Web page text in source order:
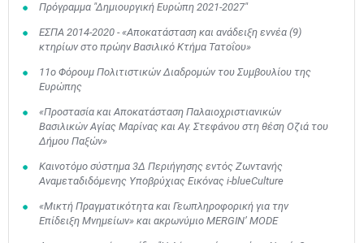
Πρόγραμμα "Δημιουργική Ευρώπη 2021-2027"
ΕΣΠΑ 2014-2020 - «Αποκατάσταση και ανάδειξη εννέα (9)
κτηρίων στο πρώην Βασιλικό Κτήμα Τατοΐου»
11o Φόρουμ Πολιτιστικών Διαδρομών του Συμβουλίου της
Ευρώπης
«Προστασία και Αποκατάσταση Παλαιοχριστιανικών
Βασιλικών Αγίας Μαρίνας και Αγ. Στεφάνου στη θέση Οζιά του
Δήμου Παξών»
Καινοτόμο σύστημα 3Δ Περιήγησης εντός Ζωντανής
Αναμεταδιδόμενης Υποβρύχιας Εικόνας i-blueCulture
«Μικτή Πραγματικότητα και Γεωπληροφορική για την
Επίδειξη Μνημείων» και ακρωνύμιο MERGIN’ MODE